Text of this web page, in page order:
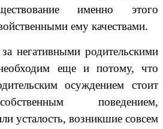
именно этого
ему качествами.
родительскими
еще и потому, что
осуждением стоит
поведением,
усталость, возникшие совсем